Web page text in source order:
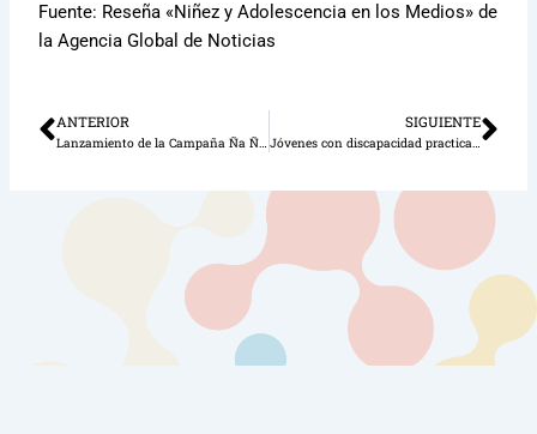
Fuente: Reseña «Niñez y Adolescencia en los Medios» de
la Agencia Global de Noticias
Ant
ANTERIOR
Lanzamiento de la Campaña Ña Ñe’ēke! – Tenemos que hablar
SIGUIENTE
Jóvenes con discapacidad practican rugby